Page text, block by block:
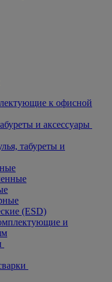
к офисной
и аксессуары
табуреты и
(ESD)
и